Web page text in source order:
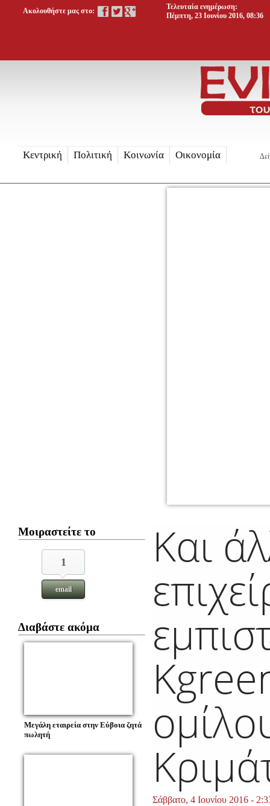
Ακολουθήστε μας στο:
Τελευταία ενημέρωση:
Πέμπτη, 23 Ιουνίου 2016, 08:36
Κεντρική Πολιτική Κοινωνία Οικονομία
Μοιραστείτε το
1
email
Διαβάστε ακόμα
Μεγάλη εταιρεία στην Εύβοια ζητά
πωλητή
Και
Σάββατο, 4 Ιουνίου 2016 -